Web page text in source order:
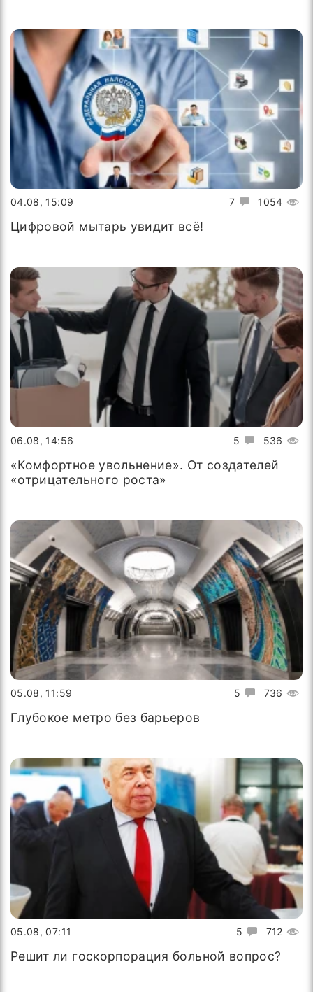
7 1054
04.08, 15:09
Цифровой мытарь увидит всё!
5 536
06.08, 14:56
«Комфортное увольнение». От создателей
«отрицательного роста»
5 736
05.08, 11:59
Глубокое метро без барьеров
5 712
05.08, 07:11
Решит ли госкорпорация больной вопрос?